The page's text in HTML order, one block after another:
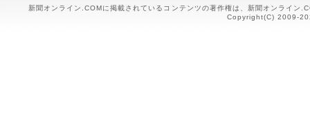
新聞オンライン.COMに掲載されているコンテンツの著作権は、新聞オンライン
Copyright(C) 2009-